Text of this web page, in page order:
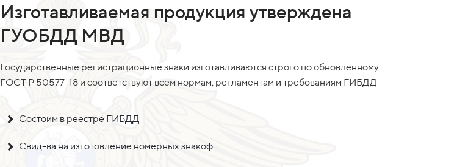
Изготавливаемая продукция утверждена
ГУОБДД МВД
Государственные регистрационные знаки изготавливаются строго по обновленному
ГОСТ Р 50577-18 и соответствуют всем нормам, регламентам и требованиям ГИБДД
Состоим в реестре ГИБДД
Свид-ва на изготовление номерных знакоф